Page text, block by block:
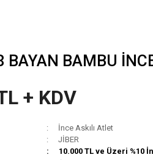
BAYAN BAMBU
+ KDV
İnce Askılı Atlet
JİBER
10.000 TL ve Üzeri %10